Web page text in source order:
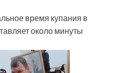
время купания в
около минуты